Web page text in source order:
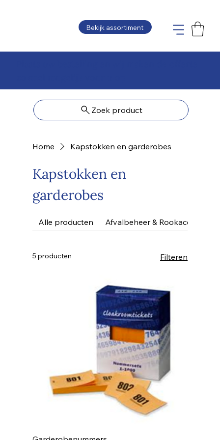
Bekijk assortiment
Zoek product
Home Kapstokken en garderobes
Kapstokken en
garderobes
Alle producten Afvalbeheer & Rookaccessoires
5 producten Filteren